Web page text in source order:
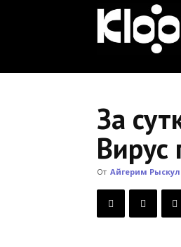
За
Вирус
От Айгерим